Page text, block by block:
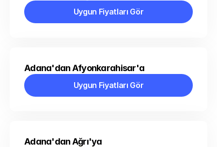
Uygun Fiyatları Gör
Uygun Fiyatları Gör
Adana'dan Afyonkarahisar'a
Uygun Fiyatları Gör
Uygun Fiyatları Gör
Adana'dan Ağrı'ya